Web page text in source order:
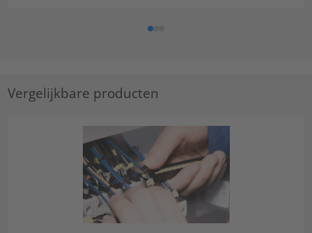
Vergelijkbare producten